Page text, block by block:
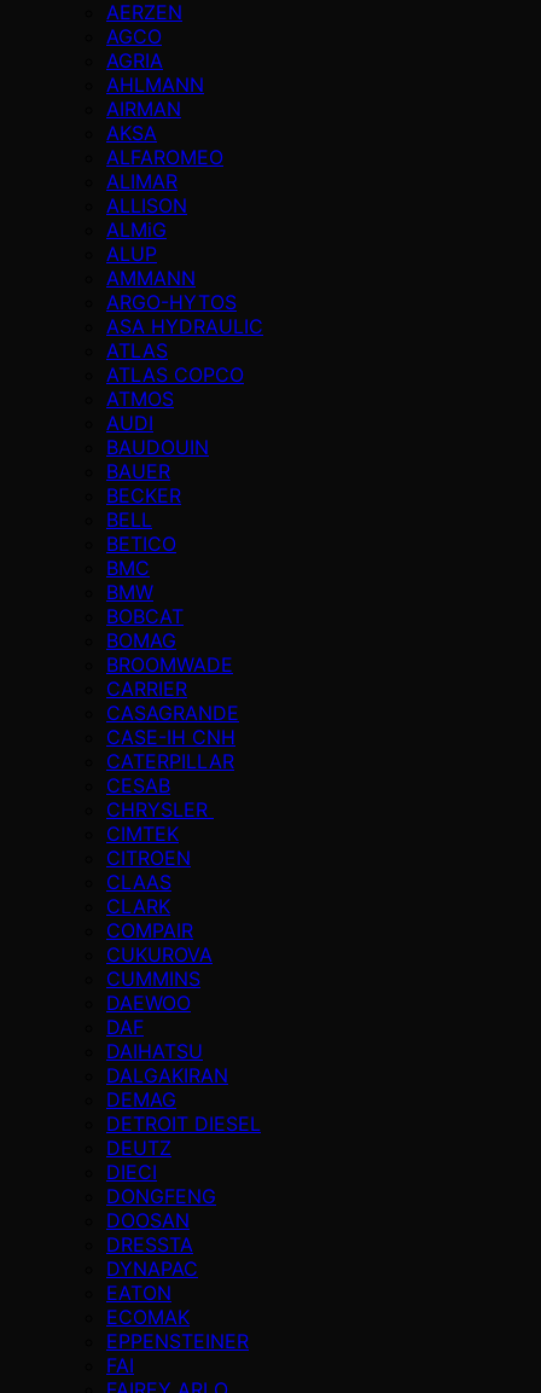
AERZEN
AGCO
AGRIA
AHLMANN
AIRMAN
AKSA
ALFAROMEO
ALIMAR
ALLISON
ALMiG
ALUP
AMMANN
ARGO-HYTOS
ASA HYDRAULIC
ATLAS
ATLAS COPCO
ATMOS
AUDI
BAUDOUIN
BAUER
BECKER
BELL
BETICO
BMC
BMW
BOBCAT
BOMAG
BROOMWADE
CARRIER
CASAGRANDE
CASE-IH CNH
CATERPILLAR
CESAB
CHRYSLER
CIMTEK
CITROEN
CLAAS
CLARK
COMPAIR
CUKUROVA
CUMMINS
DAEWOO
DAF
DAIHATSU
DALGAKIRAN
DEMAG
DETROIT DIESEL
DEUTZ
DIECI
DONGFENG
DOOSAN
DRESSTA
DYNAPAC
EATON
ECOMAK
EPPENSTEINER
FAI